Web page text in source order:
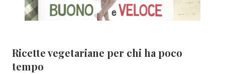
Ricette vegetariane per chi ha poco
tempo